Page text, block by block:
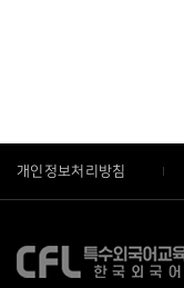
개인정보처리방침